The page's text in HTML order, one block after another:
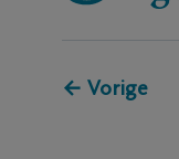
← Vorige